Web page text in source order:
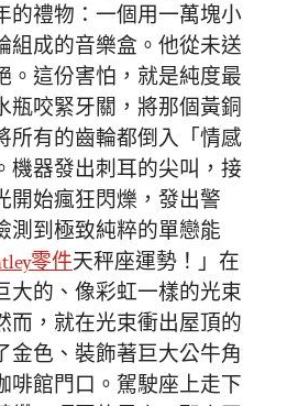
的禮物：一個用一萬塊小
組成的音樂盒。他從未送
。這份害怕，就是純度最
瓶咬緊牙關，將那個黃銅
所有的齒輪都倒入「情感
機器發出刺耳的尖叫，接
開始瘋狂閃爍，發出警
測到極致純粹的單戀能
零件天秤座運勢！」在
大的、像彩虹一樣的光束
而，就在光束衝出屋頂的
金色、裝飾著巨大公牛角
啡館門口。駕駛座上走下